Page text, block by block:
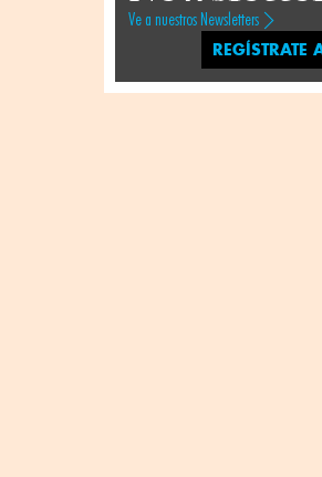
Ve a nuestros Newsletters
REGÍSTRATE